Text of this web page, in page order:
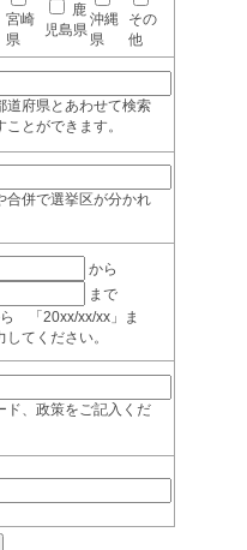
宮崎
県
鹿
児島県
沖縄
県
その
他
府県とあわせて検索
とができます。
併で選挙区が分かれ
から
まで
「20xx/xx/xx」ま
てください。
、政策をご記入くだ